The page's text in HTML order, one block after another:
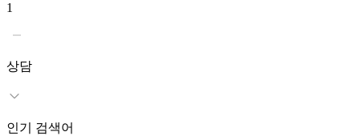
1
상담
인기 검색어